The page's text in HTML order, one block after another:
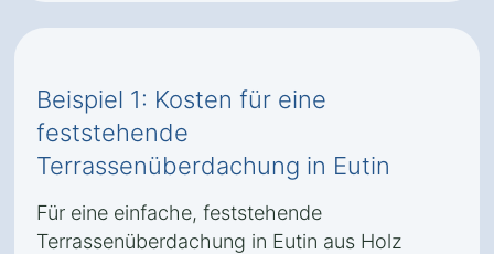
Beispiel 1: Kosten für eine
feststehende
Terrassenüberdachung in Eutin
Für eine einfache, feststehende
Terrassenüberdachung in Eutin aus Holz